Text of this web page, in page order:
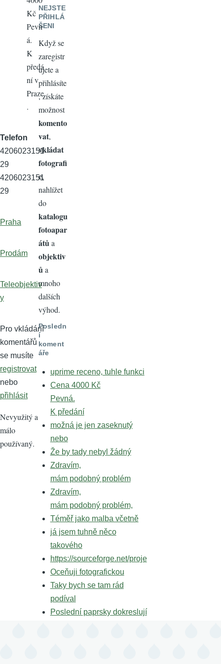
Kč
Pevn
á.
K
předá
ní v
Praze
.
Telefon
4206023151
29
4206023151
29
Praha
Prodám
Teleobjektiv
y
Pro vkládání
komentářů
se musíte
registrovat
nebo
přihlásit
Nevyužitý a
málo
používaný.
NEJSTE
PŘIHLÁ
ŠENI
Když se
zaregistr
ujete a
přihlásíte
, získáte
možnost
komento
vat,
vkládat
fotografi
e,
nahlížet
do
katalogu
fotoapar
átů a
objektiv
ů a
mnoho
dalších
výhod.
Posledn
í
koment
áře
uprime receno, tuhle funkci
Cena 4000 Kč
Pevná.
K předání
možná je jen zaseknutý
nebo
Že by tady nebyl žádný
Zdravím,
mám podobný problém
Zdravím,
mám podobný problém,
Téměř jako malba včetně
já jsem tuhně něco
takového
https://sourceforge.net/proje
Oceňuji fotografickou
Taky bych se tam rád
podíval
Poslední paprsky dokreslují